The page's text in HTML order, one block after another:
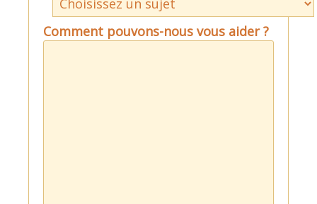
Comment pouvons-nous vous aider ?